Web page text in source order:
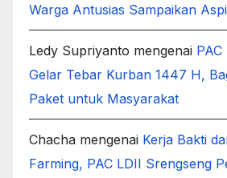
Warga Antusias Sampaikan
Ledy Supriyanto mengenai
Gelar Tebar Kurban 1447 H,
Paket untuk Masyarakat
Chacha mengenai Kerja Bakti
Farming, PAC LDII Srengseng